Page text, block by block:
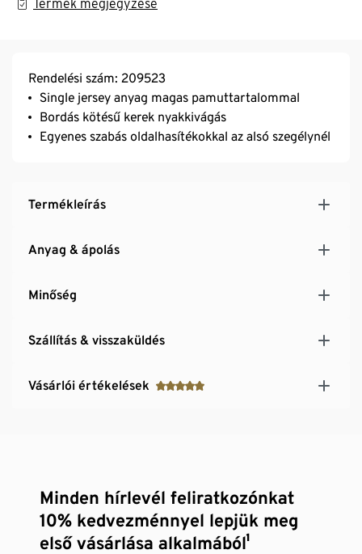
Termék megjegyzése
Rendelési szám: 209523
Single jersey anyag magas pamuttartalommal
Bordás kötésű kerek nyakkivágás
Egyenes szabás oldalhasítékokkal az alsó szegélynél
Termékleírás
Anyag & ápolás
Minőség
Szállítás & visszaküldés
Vásárlói értékelések
Minden hírlevél feliratkozónkat
10% kedvezménnyel lepjük meg
első vásárlása alkalmából¹